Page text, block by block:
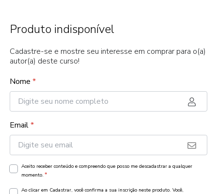
Produto indisponível
Cadastre-se e mostre seu interesse em comprar para o(a)
autor(a) deste curso!
Nome *
Email*
Aceito receber conteúdo e compreendo que posso me descadastrar a qualquer
momento. *
Ao clicar em Cadastrar, você confirma a sua inscrição neste produto. Você,